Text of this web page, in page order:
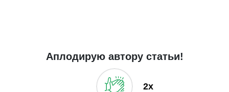
Аплодирую автору статьи!
2x